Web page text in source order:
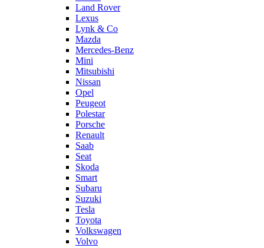
Land Rover
Lexus
Lynk & Co
Mazda
Mercedes-Benz
Mini
Mitsubishi
Nissan
Opel
Peugeot
Polestar
Porsche
Renault
Saab
Seat
Skoda
Smart
Subaru
Suzuki
Tesla
Toyota
Volkswagen
Volvo